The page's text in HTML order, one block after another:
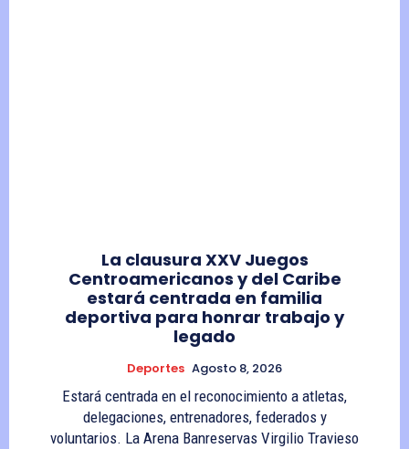
La clausura XXV Juegos
Centroamericanos y del Caribe
estará centrada en familia
deportiva para honrar trabajo y
legado
Deportes Agosto 8, 2026
Estará centrada en el reconocimiento a atletas,
delegaciones, entrenadores, federados y
voluntarios. La Arena Banreservas Virgilio Travieso